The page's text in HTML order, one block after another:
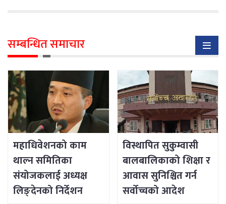
सम्बन्धित समाचार
महाधिवेशनको काम
थाल्न समितिका
संयोजकलाई अध्यक्ष
लिङ्देनको निर्देशन
विस्थापित सुकुम्वासी
बालबालिकाको शिक्षा र
आवास सुनिश्चित गर्न
सर्वोच्चको आदेश